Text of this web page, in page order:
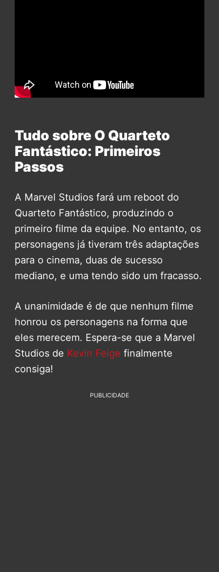
Tudo sobre O Quarteto
Fantástico: Primeiros
Passos
A Marvel Studios fará um reboot do
Quarteto Fantástico, produzindo o
primeiro filme da equipe. No entanto, os
personagens já tiveram três adaptações
para o cinema, duas de sucesso
mediano, e uma tendo sido um fracasso.
A unanimidade é de que nenhum filme
honrou os personagens na forma que
eles merecem. Espera-se que a Marvel
Studios de Kevin Feige finalmente
consiga!
PUBLICIDADE